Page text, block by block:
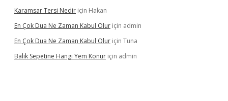
Karamsar Tersi Nedir için Hakan
En Çok Dua Ne Zaman Kabul Olur için admin
En Çok Dua Ne Zaman Kabul Olur için Tuna
Balık Sepetine Hangi Yem Konur için admin